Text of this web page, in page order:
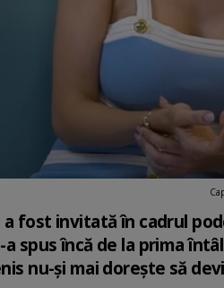
a fost invitată în cadrul
a spus încă de la prima
nu-și mai dorește să